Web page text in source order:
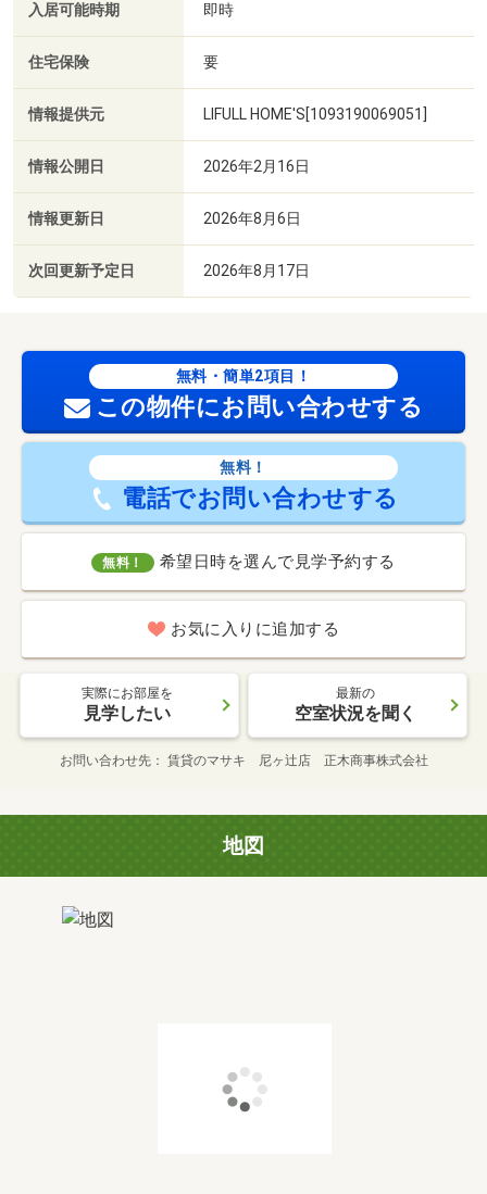
入居可能時期 即時
住宅保険 要
情報提供元 LIFULL HOME'S[1093190069051]
情報公開日 2026年2月16日
情報更新日 2026年8月6日
次回更新予定日 2026年8月17日
無料・簡単2項目！
この物件にお問い合わせする
無料！
電話でお問い合わせする
無料！ 希望日時を選んで見学予約する
お気に入りに追加する
実際にお部屋を
見学したい
最新の
空室状況を聞く
お問い合わせ先 賃貸のマサキ 尼ヶ辻店 正木商事株式会社
地図